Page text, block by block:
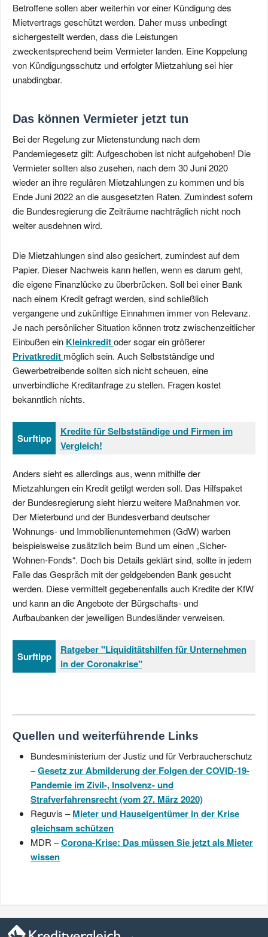
Betroffene sollen aber weiterhin vor einer Kündigung des
Mietvertrags geschützt werden. Daher muss unbedingt
sichergestellt werden, dass die Leistungen
zweckentsprechend beim Vermieter landen. Eine Koppelung
von Kündigungsschutz und erfolgter Mietzahlung sei hier
unabdingbar.
Das können Vermieter jetzt tun
Bei der Regelung zur Mietenstundung nach dem
Pandemiegesetz gilt: Aufgeschoben ist nicht aufgehoben! Die
Vermieter sollten also zusehen, nach dem 30 Juni 2020
wieder an ihre regulären Mietzahlungen zu kommen und bis
Ende Juni 2022 an die ausgesetzten Raten. Zumindest sofern
die Bundesregierung die Zeiträume nachträglich nicht noch
weiter ausdehnen wird.
Die Mietzahlungen sind also gesichert, zumindest auf dem
Papier. Dieser Nachweis kann helfen, wenn es darum geht,
die eigene Finanzlücke zu überbrücken. Soll bei einer Bank
nach einem Kredit gefragt werden, sind schließlich
vergangene und zukünftige Einnahmen immer von Relevanz.
Je nach persönlicher Situation können trotz zwischenzeitlicher
Einbußen ein Kleinkreditoder sogar ein größerer
Privatkredit möglich sein. Auch Selbstständige und
Gewerbetreibende sollten sich nicht scheuen, eine
unverbindliche Kreditanfrage zu stellen. Fragen kostet
bekanntlich nichts.
Surftipp
Kredite für Selbstständige und Firmen im
Vergleich!
Anders sieht es allerdings aus, wenn mithilfe der
Mietzahlungen ein Kredit getilgt werden soll. Das Hilfspaket
der Bundesregierung sieht hierzu weitere Maßnahmen vor.
Der Mieterbund und der Bundesverband deutscher
Wohnungs- und Immobilienunternehmen (GdW) warben
beispielsweise zusätzlich beim Bund um einen „Sicher-
Wohnen-Fonds“. Doch bis Details geklärt sind, sollte in jedem
Falle das Gespräch mit der geldgebenden Bank gesucht
werden. Diese vermittelt gegebenenfalls auch Kredite der KfW
und kann an die Angebote der Bürgschafts- und
Aufbaubanken der jeweiligen Bundesländer verweisen.
Surftipp
Ratgeber "Liquiditätshilfen für Unternehmen
in der Coronakrise"
Quellen und weiterführende Links
Bundesministerium der Justiz und für Verbraucherschutz
–Gesetz zur Abmilderung der Folgen der COVID-19-
Pandemie im Zivil-, Insolvenz- und
Strafverfahrensrecht (vom 27. März 2020)
Reguvis –Mieter und Hauseigentümer in der Krise
gleichsam schützen
MDR –Corona-Krise: Das müssen Sie jetzt als Mieter
wissen